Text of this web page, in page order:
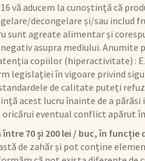
vă aducem la cunoștință că
decongelare și/sau
agreate alimentar și
asupra mediului.
copiilor (hiperactivitate) :
legislației în vigoare privind
de calitate puteți
acest lucru înainte de a
eventual conflict apărut
70 și 200 lei / buc, în
de zahăr și pot conține